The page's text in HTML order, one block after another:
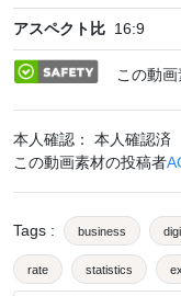
アスペクト比 16:9
この動
本人確認： 本人確認済
この動画素材の投稿者
Tags : business
rate statistics